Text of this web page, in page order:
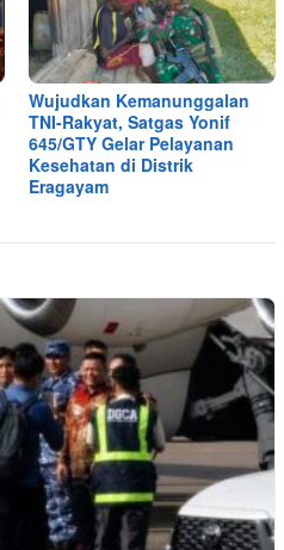
Wujudkan Kemanunggalan
TNI-Rakyat, Satgas Yonif
645/GTY Gelar Pelayanan
Kesehatan di Distrik
Eragayam